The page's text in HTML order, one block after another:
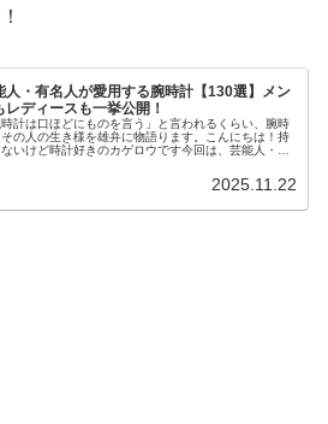
人・有名人が愛用する腕時計【130選】メン
レディースも一挙公開！
時計は口ほどにものを言う」と言われるくらい、腕時
の人の生き様を雄弁に物語ります。こんにちは！持
いけど時計好きのカゲロウです今回は、芸能人・有
2025.11.22